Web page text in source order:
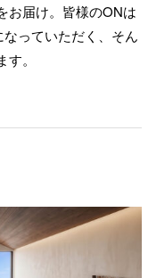
お届け。皆様のONは
なっていただく、そん
。